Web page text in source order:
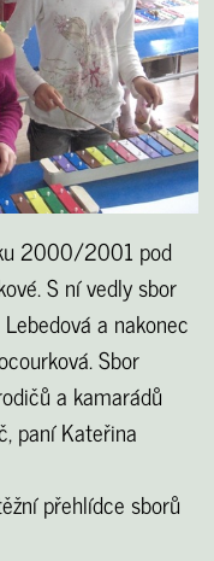
2000/2001 pod
S ní vedly sbor
a nakonec
Sbor
a kamarádů
paní Kateřina
přehlídce sborů